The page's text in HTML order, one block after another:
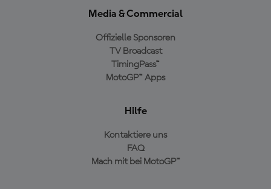
Media & Commercial
Offizielle Sponsoren
TV Broadcast
TimingPass™
MotoGP™ Apps
Hilfe
Kontaktiere uns
FAQ
Mach mit bei MotoGP™